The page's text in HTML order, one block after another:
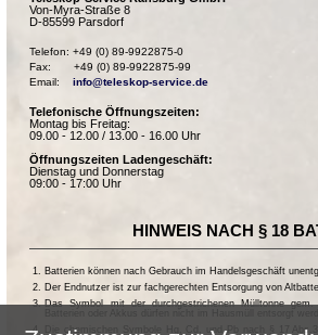
Von-Myra-Straße 8
D-85599 Parsdorf
Telefon: +49 (0) 89-9922875-0
Fax:       +49 (0) 89-9922875-99
Email: info@teleskop-service.de
Telefonische Öffnungszeiten:
Montag bis Freitag:
09.00 - 12.00 / 13.00 - 16.00 Uhr
Öffnungszeiten Ladengeschäft:
Dienstag und Donnerstag
09:00 - 17:00 Uhr
HINWEIS NACH § 18
Batterien können nach Gebrauch im Handelsgeschäft
Der Endnutzer ist zur fachgerechten Entsorgung von
Das Symbol mit der durchgestrichenen Mülltonne
Die chemischen Symbole Hg, Cd, und Pb nach § 17